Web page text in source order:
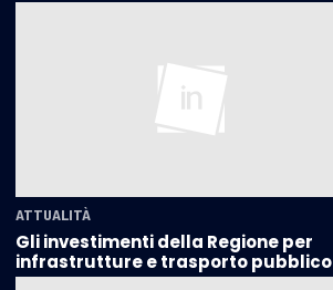
ATTUALITÀ
Gli investimenti della Regione per
infrastrutture e trasporto pubblico